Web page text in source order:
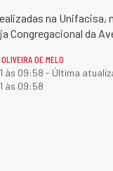
na Unifacisa,
Congregacional da
DE MELO
às 09:58 - Última
às 09:58